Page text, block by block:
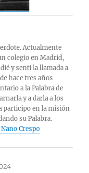
Actualmente
colegio en Madrid,
y sentí la llamada a
hace tres años
a la Palabra de
y a darla a los
participo en la misión
su Palabra.
Crespo